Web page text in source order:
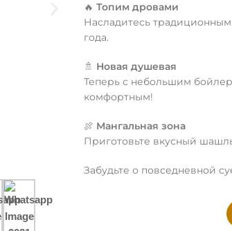
🔥 Топим дровами
Насладитесь
года.
🚿 Новая душевая
Теперь с небольшим
комфортным!
🍖 Мангальная зона
Приготовьте вкусный
Забудьте о повседневной